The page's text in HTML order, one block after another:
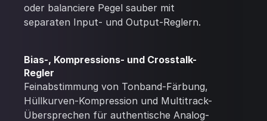
oder balanciere Pegel sauber mit
separaten Input- und Output-Reglern.
Bias-, Kompressions- und Crosstalk-
Regler
Feinabstimmung von Tonband-Färbung,
Hüllkurven-Kompression und Multitrack-
Übersprechen für authentische Analog-